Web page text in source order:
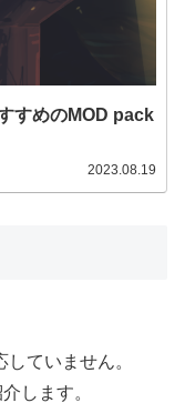
すめのMOD pack
2023.08.19
ていません。
します。